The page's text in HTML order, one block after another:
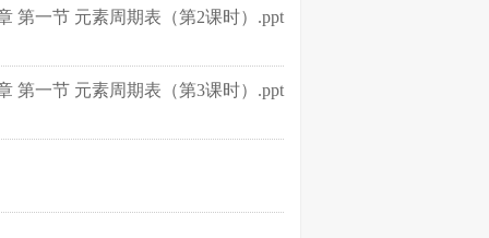
第一节 元素周期表（第2课时）.ppt
第一节 元素周期表（第3课时）.ppt